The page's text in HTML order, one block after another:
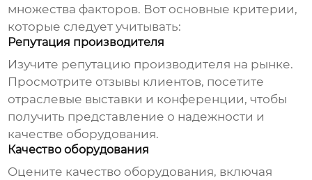
множества факторов. Вот основные критерии,
которые следует учитывать:
Репутация производителя
Изучите репутацию производителя на рынке.
Просмотрите отзывы клиентов, посетите
отраслевые выставки и конференции, чтобы
получить представление о надежности и
качестве оборудования.
Качество оборудования
Оцените качество оборудования, включая